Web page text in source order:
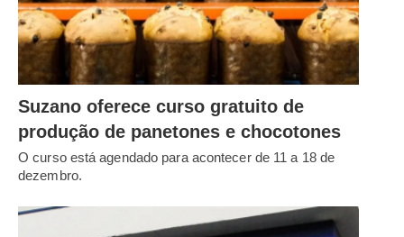
Suzano oferece curso gratuito de
produção de panetones e chocotones
O curso está agendado para acontecer de 11 a 18 de
dezembro.